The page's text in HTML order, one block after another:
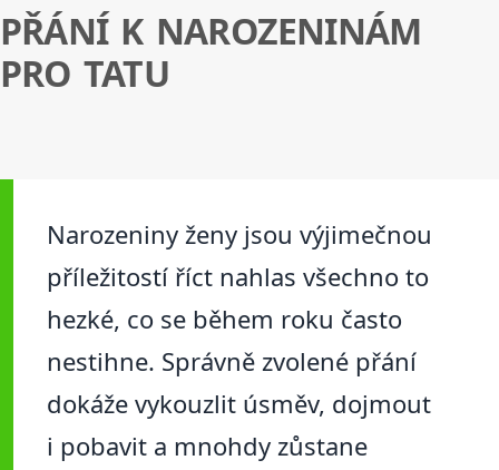
PŘÁNÍ K NAROZENINÁM
PRO TATU
Narozeniny ženy jsou výjimečnou
příležitostí říct nahlas všechno to
hezké, co se během roku často
nestihne. Správně zvolené přání
dokáže vykouzlit úsměv, dojmout
i pobavit a mnohdy zůstane